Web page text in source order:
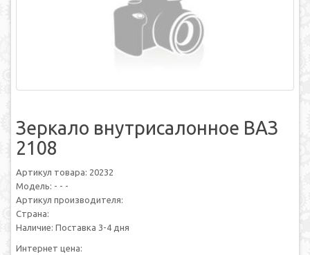
Зеркало внутрисалонное ВАЗ
2108
Артикул товара: 20232
Модель: - - -
Артикул производителя:
Страна:
Наличие: Поставка 3-4 дня
Интернет цена: